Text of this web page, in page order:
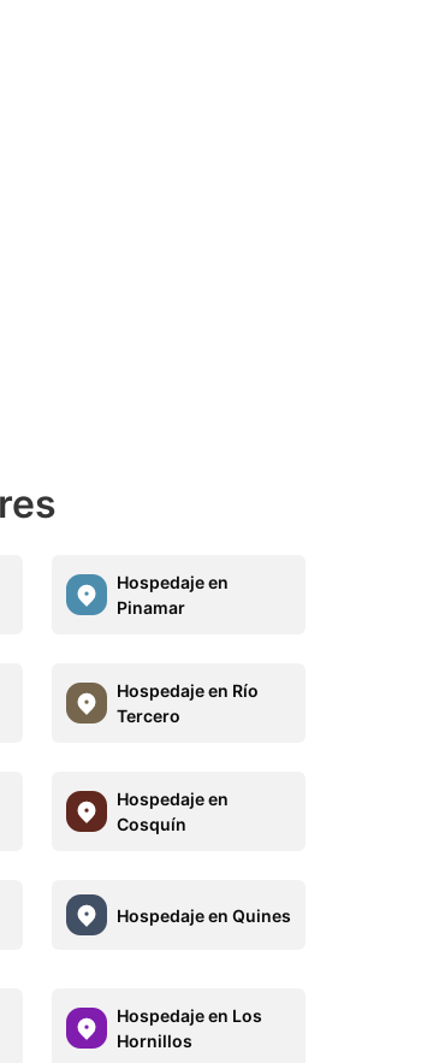
Hospedaje en
Pinamar
Hospedaje en Río
Tercero
Hospedaje en
Cosquín
Hospedaje en Quines
Hospedaje en Los
Hornillos